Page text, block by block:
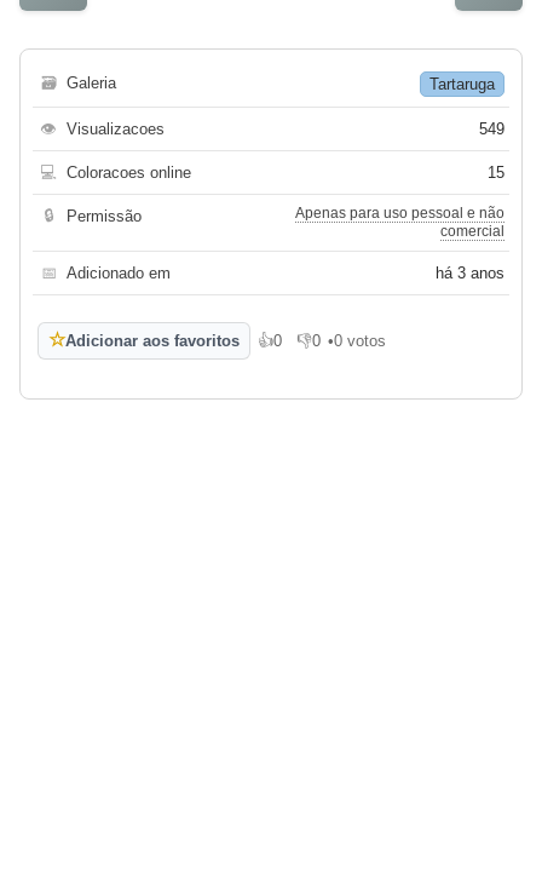
🗃 Galeria Tartaruga
👁 Visualizacoes 549
💻 Coloracoes online 15
🔒 Permissão
Apenas para uso pessoal e não
comercial
📅 Adicionado em há 3 anos
☆Adicionar aos favoritos 👍0
Gosto👎0
Não gosto
•0 votos